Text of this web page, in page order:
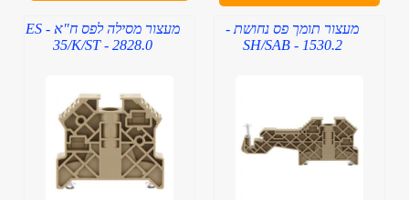
מעצור תומך פס נחושת -
SH/SAB - 1530.2
מעצור מסילה לפס ח"א - ES
35/K/ST - 2828.0